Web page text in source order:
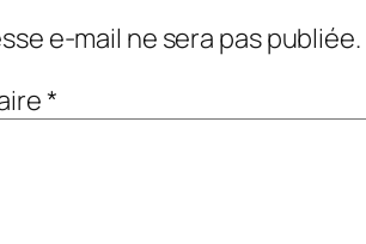
e-mail ne sera pas publiée.
*